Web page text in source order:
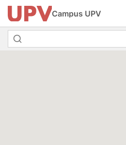
Campus UPV